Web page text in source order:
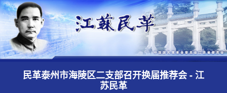
民革泰州市海陵区二支部召开换届推荐会 - 江
苏民革